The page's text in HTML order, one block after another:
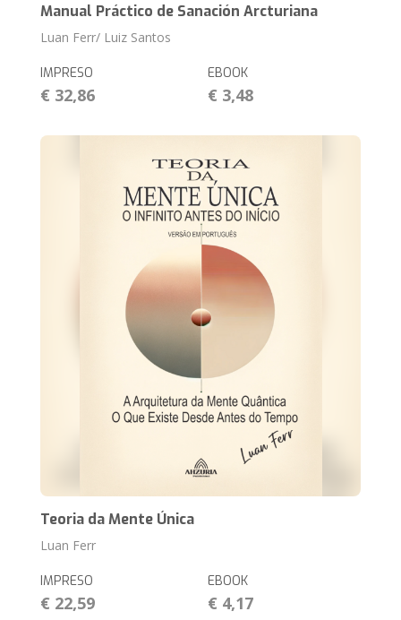
Manual Práctico de Sanación Arcturiana
Luan Ferr/ Luiz Santos
IMPRESO
€ 32,86
EBOOK
€ 3,48
Teoria da Mente Única
Luan Ferr
IMPRESO
€ 22,59
EBOOK
€ 4,17